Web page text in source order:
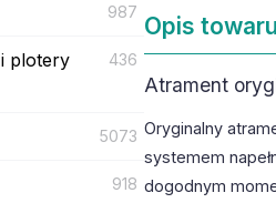
987
plotery
436
5073
918
Opis towaru
Atrament
Oryginalny
systemem
dogodnym